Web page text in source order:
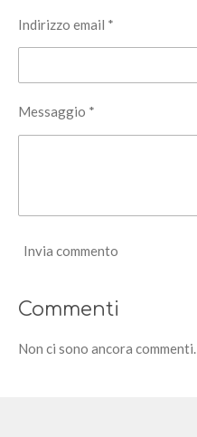
Indirizzo email *
Messaggio *
Invia commento
Commenti
Non ci sono ancora commenti.